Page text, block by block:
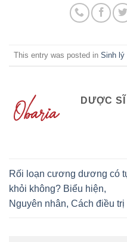
This entry was posted in Sinh lý
DƯỢC
Rối loạn cương dương có
khỏi không? Biểu hiện,
Nguyên nhân, Cách điều trị